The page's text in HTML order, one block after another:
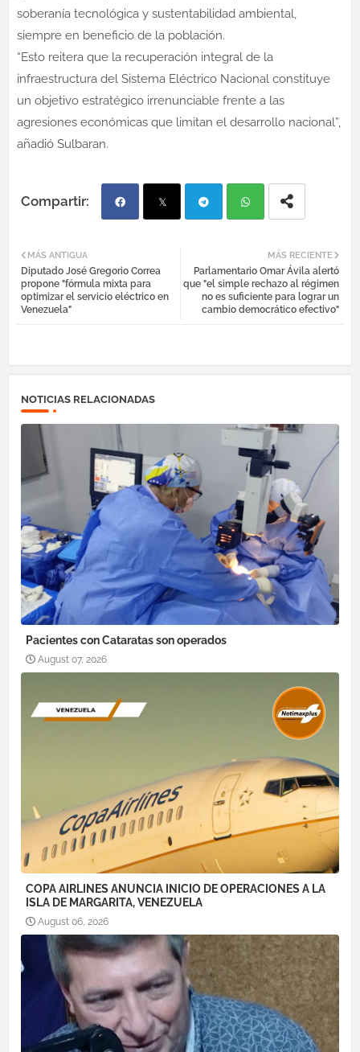
soberanía tecnológica y sustentabilidad ambiental,
siempre en beneficio de la población.
“Esto reitera que la recuperación integral de la
infraestructura del Sistema Eléctrico Nacional constituye
un objetivo estratégico irrenunciable frente a las
agresiones económicas que limitan el desarrollo nacional”,
añadió Sulbaran.
ebo tter egr
am
atsa
pp
MÁS RECIENTE
Parlamentario Omar Ávila alertó
que "el simple rechazo al régimen
no es suficiente para lograr un
cambio democrático efectivo"
MÁS ANTIGUA
Diputado José Gregorio Correa
propone "fórmula mixta para
optimizar el servicio eléctrico en
Venezuela"
NOTICIAS RELACIONADAS
Pacientes con Cataratas son operados
August 07, 2026
COPA AIRLINES ANUNCIA INICIO DE OPERACIONES A LA
ISLA DE MARGARITA, VENEZUELA
August 06, 2026